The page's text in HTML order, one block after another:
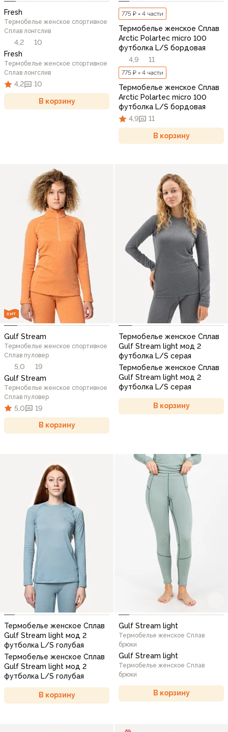
Fresh
Термобелье женское спортивное
Сплав лонгслив
4,2
10
Fresh
Термобелье женское спортивное
Сплав лонгслив
4,2 10
В корзину
775 ₽ × 4 части
Термобелье женское Сплав
Arctic Polartec micro 100
футболка L/S бордовая
4,9
11
775 ₽ × 4 части
Термобелье женское Сплав
Arctic Polartec micro 100
футболка L/S бордовая
4,9
11
В корзину
ХИТ
Gulf Stream
Термобелье женское спортивное
Сплав пуловер
5,0
19
Gulf Stream
Термобелье женское спортивное
Сплав пуловер
5,0 19
В корзину
Термобелье женское Сплав
Gulf Stream light мод 2
футболка L/S серая
Термобелье женское Сплав
Gulf Stream light мод 2
футболка L/S серая
В корзину
Термобелье женское Сплав
Gulf Stream light мод 2
футболка L/S голубая
Термобелье женское Сплав
Gulf Stream light мод 2
футболка L/S голубая
В корзину
Gulf Stream light
Термобелье женское Сплав
брюки
Gulf Stream light
Термобелье женское Сплав
брюки
В корзину